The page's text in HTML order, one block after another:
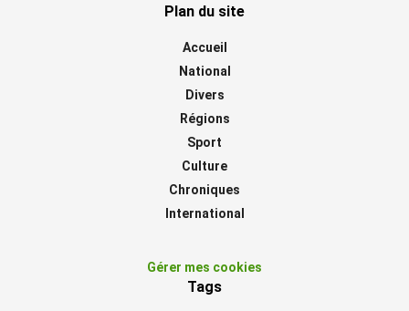
Plan du site
Accueil
National
Divers
Régions
Sport
Culture
Chroniques
International
Gérer mes cookies
Tags